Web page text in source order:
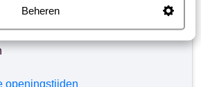
Beheren
09:00-18:00
openingstijden